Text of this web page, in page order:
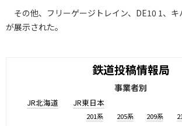
その他、フリーゲージトレイン、DE10 1、
が展示された。
鉄道投稿情報局
事業者別
JR北海道 JR東日本
201系 205系 209系